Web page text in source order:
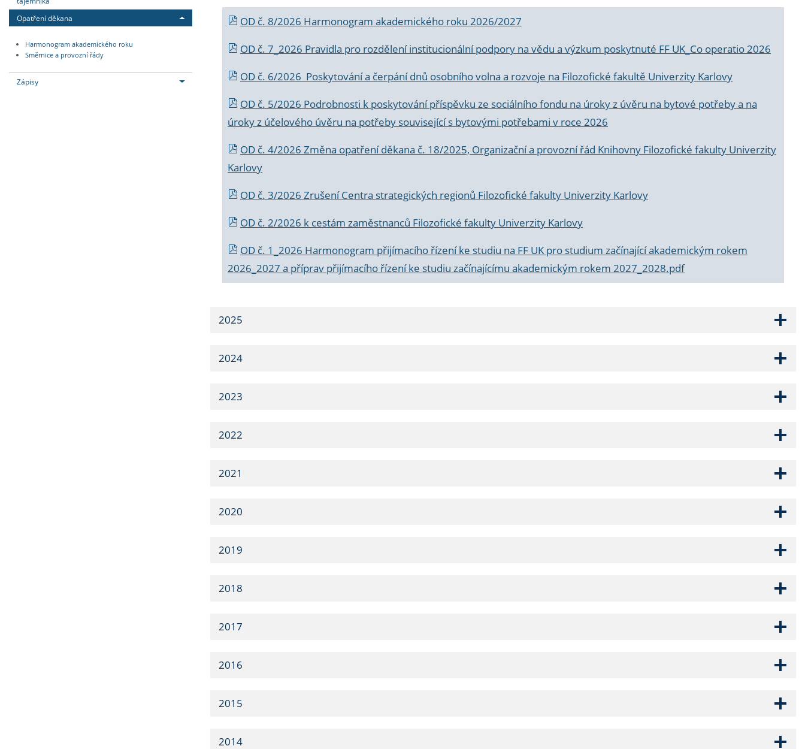
Opatření děkana
Harmonogram akademického roku
Směrnice a provozní řády
Zápisy
OD č. 8/2026 Harmonogram akademického roku 2026/2027
OD č. 7_2026 Pravidla pro rozdělení institucionální podpory na vědu a výzkum poskytnuté FF UK_Co operatio 2026
OD č. 6/2026 Poskytování a čerpání dnů osobního volna a rozvoje na Filozofické fakultě Univerzity Karlovy
OD č. 5/2026 Podrobnosti k poskytování příspěvku ze sociálního fondu na úroky z úvěru na bytové potřeby a na
úroky z účelového úvěru na potřeby související s bytovými potřebami v roce 2026
OD č. 4/2026 Změna opatření děkana č. 18/2025, Organizační a provozní řád Knihovny Filozofické fakulty Univerzity
Karlovy
OD č. 3/2026 Zrušení Centra strategických regionů Filozofické fakulty Univerzity Karlovy
OD č. 2/2026 k cestám zaměstnanců Filozofické fakulty Univerzity Karlovy
OD č. 1_2026 Harmonogram přijímacího řízení ke studiu na FF UK pro studium začínající akademickým rokem
2026_2027 a příprav přijímacího řízení ke studiu začínajícímu akademickým rokem 2027_2028.pdf
2025
2024
2023
2022
2021
2020
2019
2018
2017
2016
2015
2014